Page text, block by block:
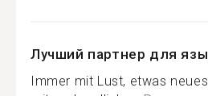
Лучший партнер для
Immer mit Lust, etwas